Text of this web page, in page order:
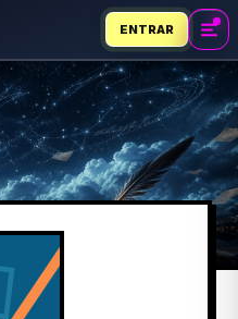
ENTRAR